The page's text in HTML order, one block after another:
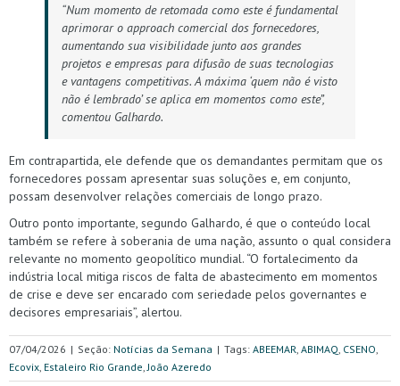
“Num momento de retomada como este é fundamental
aprimorar o approach comercial dos fornecedores,
aumentando sua visibilidade junto aos grandes
projetos e empresas para difusão de suas tecnologias
e vantagens competitivas. A máxima ‘quem não é visto
não é lembrado’ se aplica em momentos como este”,
comentou Galhardo.
Em contrapartida, ele defende que os demandantes permitam que os
fornecedores possam apresentar suas soluções e, em conjunto,
possam desenvolver relações comerciais de longo prazo.
Outro ponto importante, segundo Galhardo, é que o conteúdo local
também se refere à soberania de uma nação, assunto o qual considera
relevante no momento geopolítico mundial. “O fortalecimento da
indústria local mitiga riscos de falta de abastecimento em momentos
de crise e deve ser encarado com seriedade pelos governantes e
decisores empresariais”, alertou.
07/04/2026 | Seção: Notícias da Semana | Tags: ABEEMAR ABIMAQ CSENO
Ecovix Estaleiro Rio Grande João Azeredo